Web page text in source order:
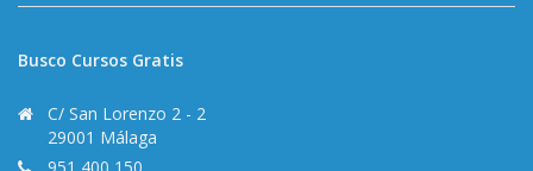
Busco Cursos Gratis
C/ San Lorenzo 2 - 2
29001 Málaga
951 400 150